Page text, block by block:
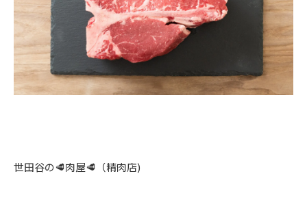
世田谷の🥩肉屋🥩（精肉店)